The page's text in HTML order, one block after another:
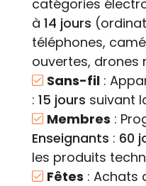
catégories
à14 jours
téléphones,
ouvertes, drones
Sans-fil :
:15 jours suivant
Membres :
Enseignants : 60
les produits
Fêtes : Achats